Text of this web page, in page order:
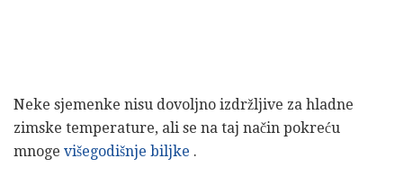
Neke sjemenke nisu dovoljno izdržljive za hladne
zimske temperature, ali se na taj način pokreću
mnoge višegodišnje biljke .